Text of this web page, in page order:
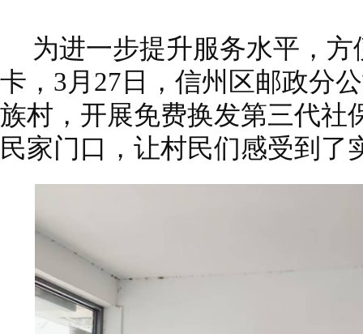
为进一步提升服务水平，
卡，3月27日，信州区邮政分
族村，开展免费换发第三代社
民家门口，让村民们感受到了